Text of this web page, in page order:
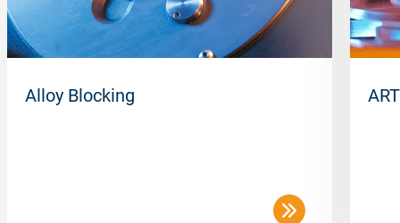
Alloy Blocking